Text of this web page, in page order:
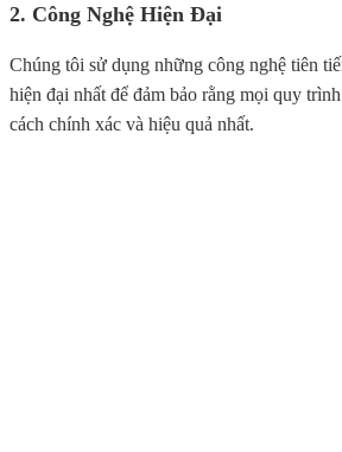
2. Công Nghệ Hiện Đại
Chúng tôi sử dụng những công nghệ tiên
hiện đại nhất để đảm bảo rằng mọi quy
cách chính xác và hiệu quả nhất.